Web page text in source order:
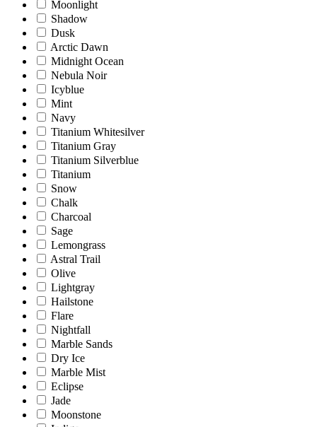
Moonlight
Shadow
Dusk
Arctic Dawn
Midnight Ocean
Nebula Noir
Icyblue
Mint
Navy
Titanium Whitesilver
Titanium Gray
Titanium Silverblue
Titanium
Snow
Chalk
Charcoal
Sage
Lemongrass
Astral Trail
Olive
Lightgray
Hailstone
Flare
Nightfall
Marble Sands
Dry Ice
Marble Mist
Eclipse
Jade
Moonstone